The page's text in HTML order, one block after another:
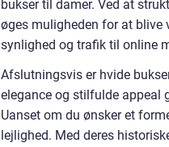
bukser til damer. Ved at
øges muligheden for at blive
synlighed og trafik til online
Afslutningsvis er hvide
elegance og stilfulde appeal
Uanset om du ønsker et
lejlighed. Med deres